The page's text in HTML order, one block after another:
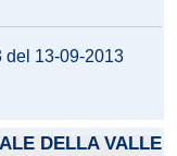
del 13-09-2013
DELLA VALLE